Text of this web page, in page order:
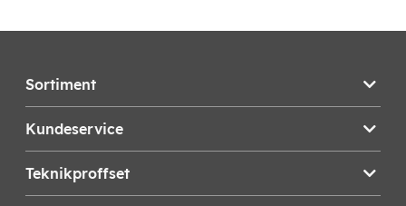
Sortiment
Kundeservice
Teknikproffset